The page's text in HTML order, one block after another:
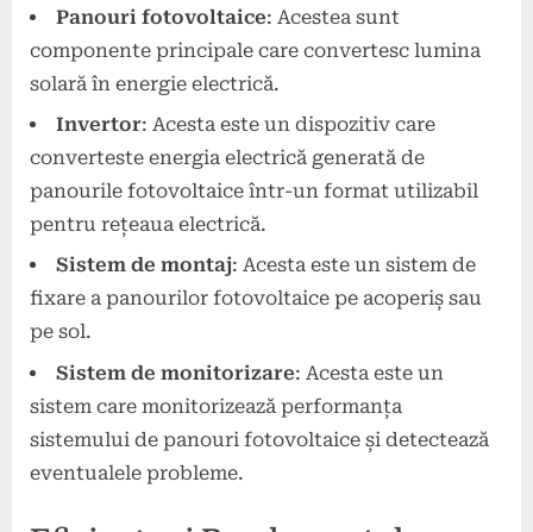
Panouri fotovoltaice: Acestea sunt
componente principale care convertesc lumina
solară în energie electrică.
Invertor: Acesta este un dispozitiv care
converteste energia electrică generată de
panourile fotovoltaice într-un format utilizabil
pentru rețeaua electrică.
Sistem de montaj: Acesta este un sistem de
fixare a panourilor fotovoltaice pe acoperiș sau
pe sol.
Sistem de monitorizare: Acesta este un
sistem care monitorizează performanța
sistemului de panouri fotovoltaice și detectează
eventualele probleme.